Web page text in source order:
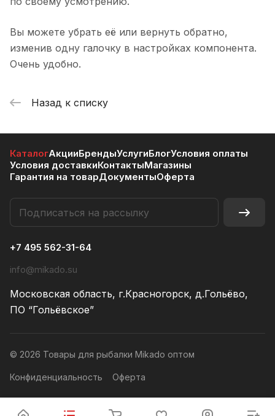
Вы можете убрать её или вернуть обратно,
изменив одну галочку в настройках компонента.
Очень удобно.
Назад к списку
КаталогАкцииБрендыУслугиБлогУсловия оплаты
Условия доставкиКонтактыМагазины
Гарантия на товарДокументыОферта
+7 495 562-31-64
info@mikado.su
Московская область, г.Красногорск, д.Гольёво,
ПО “Гольёвское”
© 2026 Товары для рыбалки Mikado оптом
Конфиденциальность Оферта